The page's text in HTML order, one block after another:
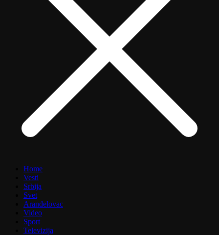
Home
Vesti
Srbija
Svet
Aranđelovac
Video
Sport
Televizija